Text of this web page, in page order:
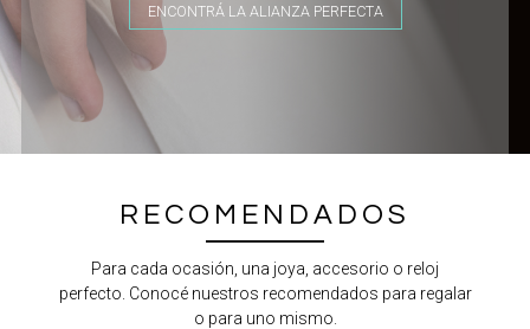
ENCONTRÁ LA ALIANZA PERFECTA
RECOMENDADOS
Para cada ocasión, una joya, accesorio o reloj
perfecto. Conocé nuestros recomendados para regalar
o para uno mismo.